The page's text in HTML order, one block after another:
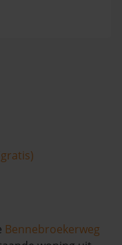
Bennebroekerweg